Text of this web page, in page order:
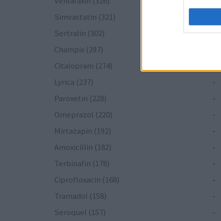
Simvastatin (321)
Sertralin (302)
-
Champix (297)
Citalopram (274)
Lyrica (237)
-
Paroxetin (228)
-
Omeprazol (220)
-
Mirtazapin (192)
-
Amoxicillin (182)
-
Terbinafin (178)
-
Ciprofloxacin (168)
-
Tramadol (158)
-
Seroquel (157)
-